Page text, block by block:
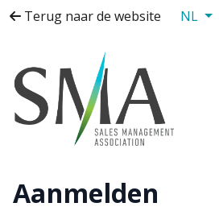
Terug naar de website NL
Aanmelden